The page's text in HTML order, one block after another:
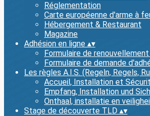
Réglementation
Carte européenne d'arme à
Hébergement & Restaurant
Magazine
Adhésion en ligne ▴▾
Formulaire de
Formulaire de demande
Les règles A.I.S. (Regeln, Regels,
Accueil, Installation et
Empfang, Installation und
Onthaal, installatie en
Stage de découverte TLD ▴▾